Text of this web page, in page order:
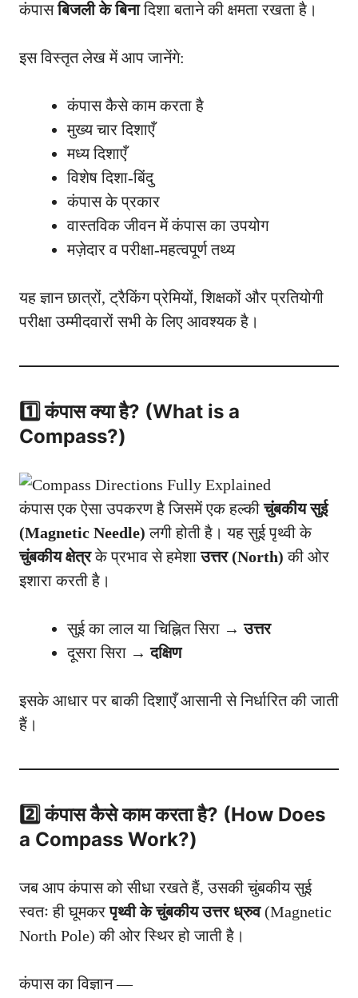
कंपासबिजली के बिनादिशा बताने की क्षमता रखता है।
इस विस्तृत लेख में आप जानेंगे:
कंपास कैसे काम करता है
मुख्य चार दिशाएँ
मध्य दिशाएँ
विशेष दिशा-बिंदु
कंपास के प्रकार
वास्तविक जीवन में कंपास का उपयोग
मज़ेदार व परीक्षा-महत्वपूर्ण तथ्य
यह ज्ञान छात्रों, ट्रैकिंग प्रेमियों, शिक्षकों और प्रतियोगी
परीक्षा उम्मीदवारों सभी के लिए आवश्यक है।
1️⃣ कंपास क्या है? (What is a
Compass?)
कंपास एक ऐसा उपकरण है जिसमें एक हल्कीचुंबकीय सुई
(Magnetic Needle) लगी होती है। यह सुई पृथ्वी के
चुंबकीय क्षेत्रके प्रभाव से हमेशाउत्तर (North) की ओर
इशारा करती है।
सुई का लाल या चिह्नित सिरा →उत्तर
दूसरा सिरा →दक्षिण
इसके आधार पर बाकी दिशाएँ आसानी से निर्धारित की जाती
हैं।
2️⃣ कंपास कैसे काम करता है? (How Does
a Compass Work?)
जब आप कंपास को सीधा रखते हैं, उसकी चुंबकीय सुई
स्वतः ही घूमकरपृथ्वी के चुंबकीय उत्तर ध्रुव(Magnetic
North Pole) की ओर स्थिर हो जाती है।
कंपास का विज्ञान —